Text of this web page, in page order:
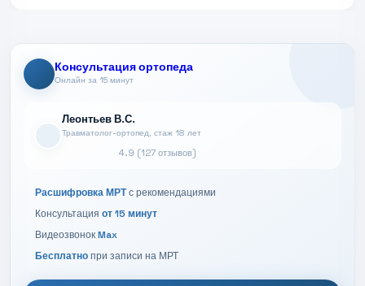
Консультация ортопеда
Онлайн за 15 минут
Леонтьев В.С.
Травматолог-ортопед, стаж 18 лет
4.9 (127 отзывов)
Расшифровка МРТс рекомендациями
Консультация от 15 минут
Видеозвонок Max
Бесплатно при записи на МРТ